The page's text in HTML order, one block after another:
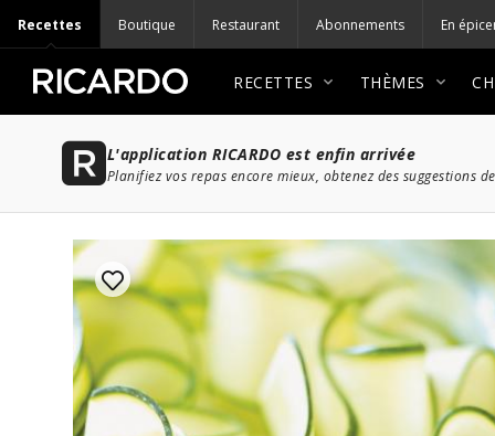
Recettes Boutique Restaurant Abonnements En
RECETTES THÈMES
L'application RICARDO est enfin arrivée
Planifiez vos repas encore mieux, obtenez des suggestions